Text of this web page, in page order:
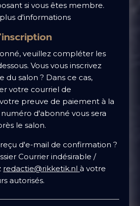
si vous êtes membre.
d'informations
veuillez compléter les
Vous vous inscrivez
du salon ? Dans ce cas,
votre courriel de
preuve de paiement à la
d'abonné vous sera
le salon.
d'e-mail de confirmation ?
Courrier indésirable /
redactie@rikketik.nl à votre
autorisés.